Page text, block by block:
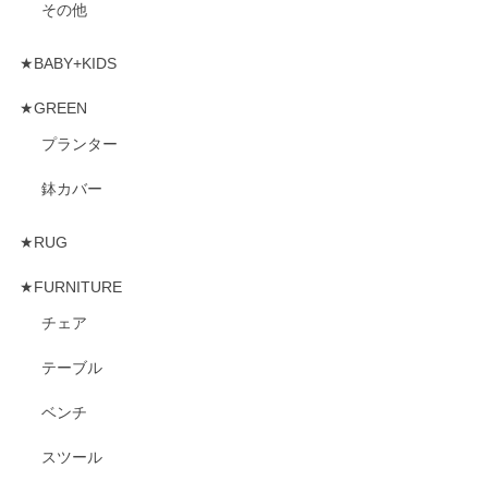
その他
★BABY+KIDS
★GREEN
プランター
鉢カバー
★RUG
★FURNITURE
チェア
テーブル
ベンチ
スツール